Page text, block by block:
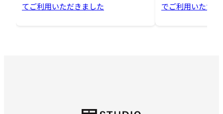
てご利用いただきました
でご利用いただ